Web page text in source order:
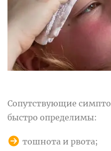
Сопутствующие
быстро определимы:
тошнота и рвота;